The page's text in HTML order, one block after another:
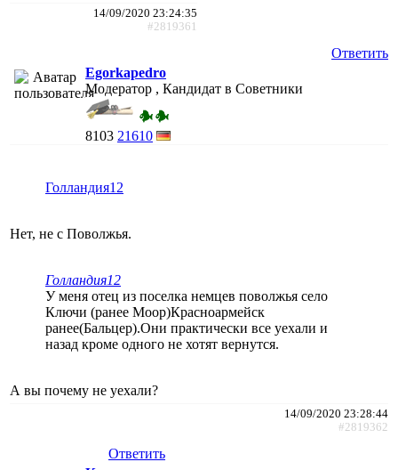
14/09/2020 23:24:35
#2819361
Ответить
Egorkapedro
Модератор , Кандидат в Советники
8103 21610
Голландия12
Нет, не с Поволжья.
Голландия12
У меня отец из поселка немцев поволжья село
Ключи (ранее Моор)Красноармейск
ранее(Бальцер).Они практически все уехали и
назад кроме одного не хотят вернутся.
А вы почему не уехали?
14/09/2020 23:28:44
#2819362
Ответить